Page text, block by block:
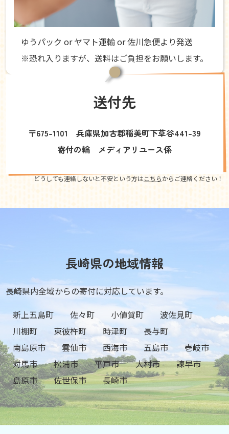
ゆうパック or ヤマト運輸 or 佐川急便より発送
※恐れ入りますが、送料はご負担をお願いします。
送付先
〒675-1101 兵庫県加古郡稲美町下草谷441-39
寄付の輪 メディアリユース係
どうしても連絡しないと不安という方はこちらからご連絡ください！
長崎県の地域情報
長崎県内全域からの寄付に対応しています。
新上五島町
佐々町 小値賀町
波佐見町
川棚町
東彼杵町 時津町
長与町
南島原市
雲仙市 西海市 五島市
壱岐市
対馬市
松浦市 平戸市 大村市
諫早市
島原市
佐世保市 長崎市